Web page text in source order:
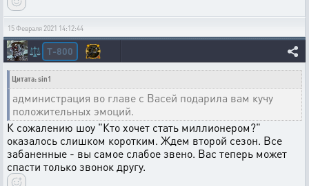
15 Февраля 2021 14:12:44
⚖️ T-800
Цитата: sin1
администрация во главе с Васей подарила вам кучу
положительных эмоций.
К сожалению шоу "Кто хочет стать миллионером?"
оказалось слишком коротким. Ждем второй сезон. Все
забаненные - вы самое слабое звено. Вас теперь может
спасти только звонок другу.